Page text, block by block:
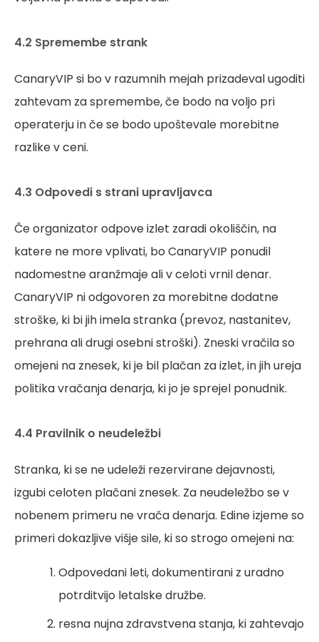
4.2 Spremembe strank
CanaryVIP si bo v razumnih mejah prizadeval ugoditi
zahtevam za spremembe, če bodo na voljo pri
operaterju in če se bodo upoštevale morebitne
razlike v ceni.
4.3 Odpovedi s strani upravljavca
Če organizator odpove izlet zaradi okoliščin, na
katere ne more vplivati, bo CanaryVIP ponudil
nadomestne aranžmaje ali v celoti vrnil denar.
CanaryVIP ni odgovoren za morebitne dodatne
stroške, ki bi jih imela stranka (prevoz, nastanitev,
prehrana ali drugi osebni stroški). Zneski vračila so
omejeni na znesek, ki je bil plačan za izlet, in jih ureja
politika vračanja denarja, ki jo je sprejel ponudnik.
4.4 Pravilnik o neudeležbi
Stranka, ki se ne udeleži rezervirane dejavnosti,
izgubi celoten plačani znesek. Za neudeležbo se v
nobenem primeru ne vrača denarja. Edine izjeme so
primeri dokazljive višje sile, ki so strogo omejeni na:
Odpovedani leti, dokumentirani z uradno
potrditvijo letalske družbe.
resna nujna zdravstvena stanja, ki zahtevajo